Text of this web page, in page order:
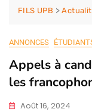
FILS UPB >
ANNONCES
Appels à
les
Août 16, 2024